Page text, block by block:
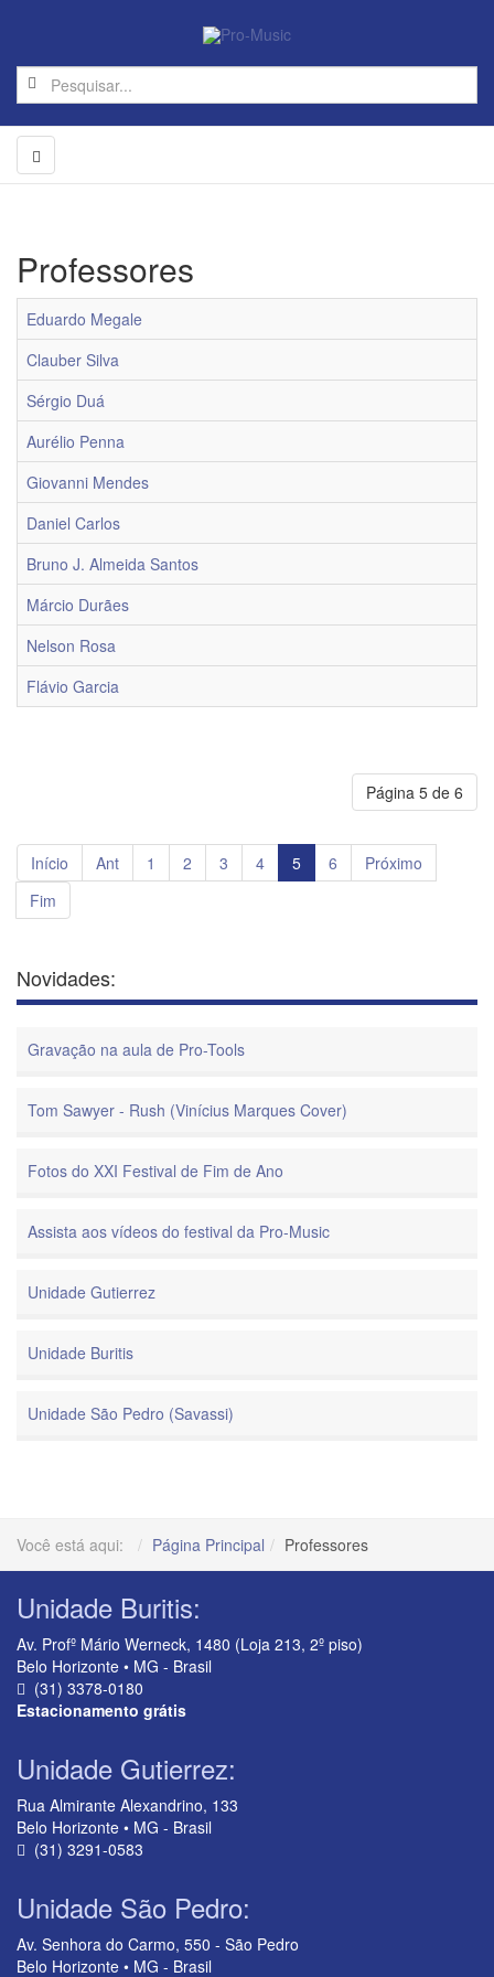
Professores
Eduardo Megale
Clauber Silva
Sérgio Duá
Aurélio Penna
Giovanni Mendes
Daniel Carlos
Bruno J. Almeida Santos
Márcio Durães
Nelson Rosa
Flávio Garcia
Página 5 de 6
Início Ant 1 2 3 4 5 6
Próximo
Fim
Novidades:
Gravação na aula de Pro-Tools
Tom Sawyer - Rush (Vinícius Marques Cover)
Fotos do XXI Festival de Fim de Ano
Assista aos vídeos do festival da Pro-Music
Unidade Gutierrez
Unidade Buritis
Unidade São Pedro (Savassi)
Você está aqui: Página Principal Professores
Unidade Buritis:
Av. Profº Mário Werneck, 1480 (Loja 213, 2º piso)
Belo Horizonte • MG - Brasil
(31) 3378-0180
Estacionamento grátis
Unidade Gutierrez:
Rua Almirante Alexandrino, 133
Belo Horizonte • MG - Brasil
(31) 3291-0583
Unidade São Pedro:
Av. Senhora do Carmo, 550 - São Pedro
Belo Horizonte • MG - Brasil